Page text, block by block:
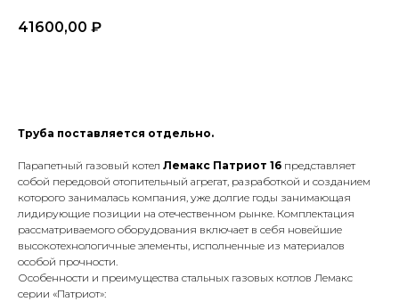
41600,00 ₽
Труба поставляется отдельно.
Парапетный газовый котел Лемакс Патриот 16 представляет
собой передовой отопительный агрегат, разработкой и созданием
которого занималась компания, уже долгие годы занимающая
лидирующие позиции на отечественном рынке. Комплектация
рассматриваемого оборудования включает в себя новейшие
высокотехнологичные элементы, исполненные из материалов
особой прочности.
Особенности и преимущества стальных газовых котлов Лемакс
серии «Патриот»: